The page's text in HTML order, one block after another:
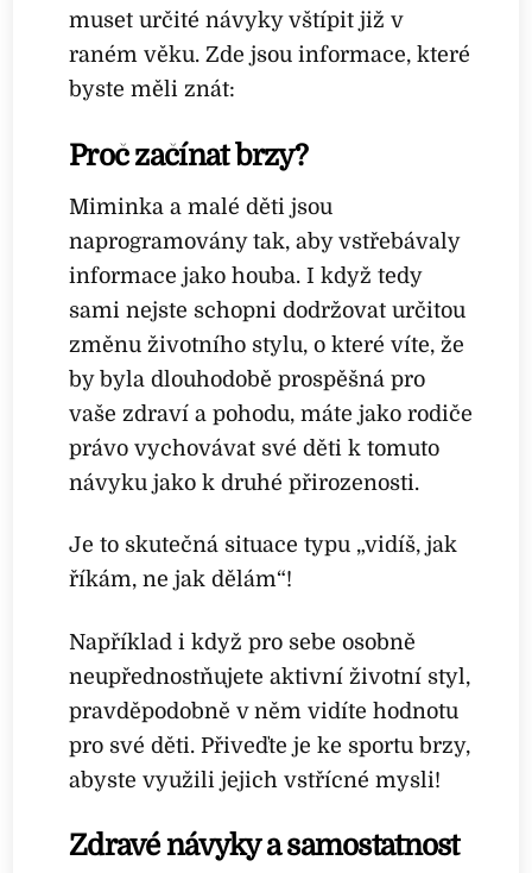
muset určité návyky vštípit již v
raném věku. Zde jsou informace, které
byste měli znát:
Proč začínat brzy?
Miminka a malé děti jsou
naprogramovány tak, aby vstřebávaly
informace jako houba. I když tedy
sami nejste schopni dodržovat určitou
změnu životního stylu, o které víte, že
by byla dlouhodobě prospěšná pro
vaše zdraví a pohodu, máte jako rodiče
právo vychovávat své děti k tomuto
návyku jako k druhé přirozenosti.
Je to skutečná situace typu „vidíš, jak
říkám, ne jak dělám“!
Například i když pro sebe osobně
neupřednostňujete aktivní životní styl,
pravděpodobně v něm vidíte hodnotu
pro své děti. Přiveďte je ke sportu brzy,
abyste využili jejich vstřícné mysli!
Zdravé návyky a samostatnost